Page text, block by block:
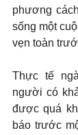
phương
sống một
vẹn toàn
Thực tế
người có
được quá
báo trước